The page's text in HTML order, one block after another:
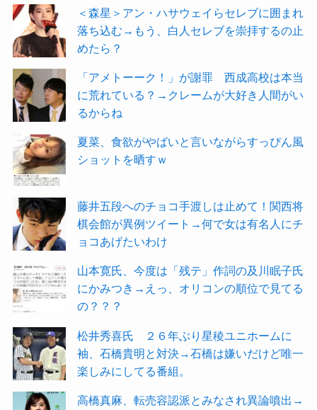
＜森星＞アン・ハサウェイらセレブに囲まれ
落ち込む→もう、白人セレブを崇拝するの止
めたら？
「アメトーーク！」が謝罪 西成高校は本当
に荒れている？→クレームが大好き人間がい
るからね
夏菜、食欲がやばいと言いながらすっぴん風
ショットを晒すｗ
藤井五段へのチョコ手渡しは止めて！関西将
棋会館が異例ツイート→何で女は有名人にチ
ョコあげたいわけ
山本寛氏、今度は「残テ」作詞の及川眠子氏
にかみつき→えっ、オリコンの順位で見てる
の？？？
松井秀喜氏 ２６年ぶり星稜ユニホームに
袖、石橋貴明と対決→石橋は嫌いだけど唯一
楽しみにしてる番組。
高橋真麻、転売容認派とみなされ異論噴出→